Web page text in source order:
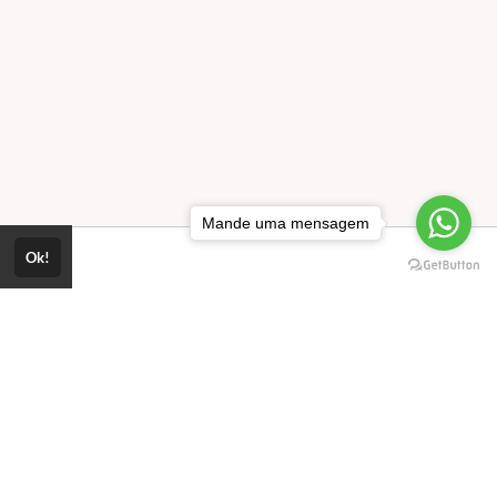
Ok!
Mande uma mensagem